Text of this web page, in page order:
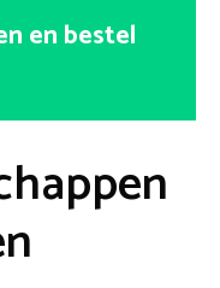
en bestel